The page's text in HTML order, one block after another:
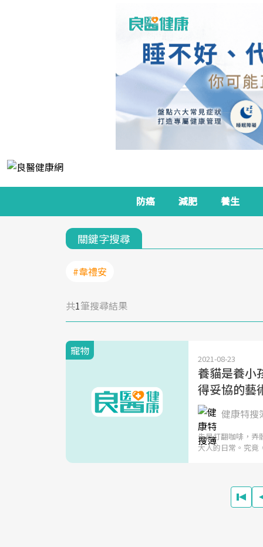
防癌 減肥 養生
關鍵字搜尋
#韋禮安
共1筆搜尋結果
寵物
2021-08-23
養貓是養小
得妥協的藝
健康特搜
先是打翻咖啡，弄
大人的日常。究竟